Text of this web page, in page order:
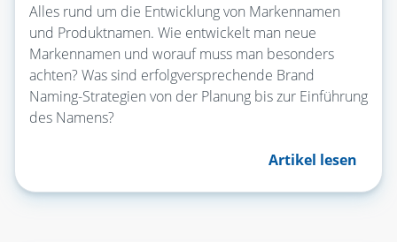
Alles rund um die Entwicklung von Markennamen
und Produktnamen. Wie entwickelt man neue
Markennamen und worauf muss man besonders
achten? Was sind erfolgversprechende Brand
Naming-Strategien von der Planung bis zur Einführung
des Namens?
Artikel lesen